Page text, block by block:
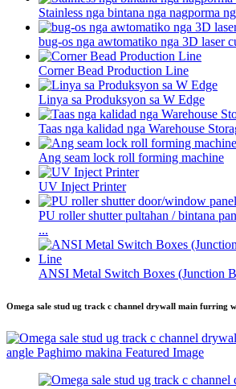
Stainless nga bintana nga nagporma
bug-os nga awtomatiko nga 3D laser
Corner Bead Production Line
Linya sa Produksyon sa W Edge
Taas nga kalidad nga Warehouse
Ang seam lock roll forming machine
UV Inject Printer
PU roller shutter pultahan / bintana
...
ANSI Metal Switch Boxes (Junction
Omega sale stud ug track c channel drywall main furring